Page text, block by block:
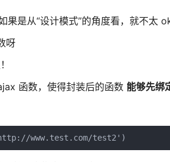
果是从“设计模式”的角度看，就不太 ok
呀
函数，使得封装后的函数 能够先绑